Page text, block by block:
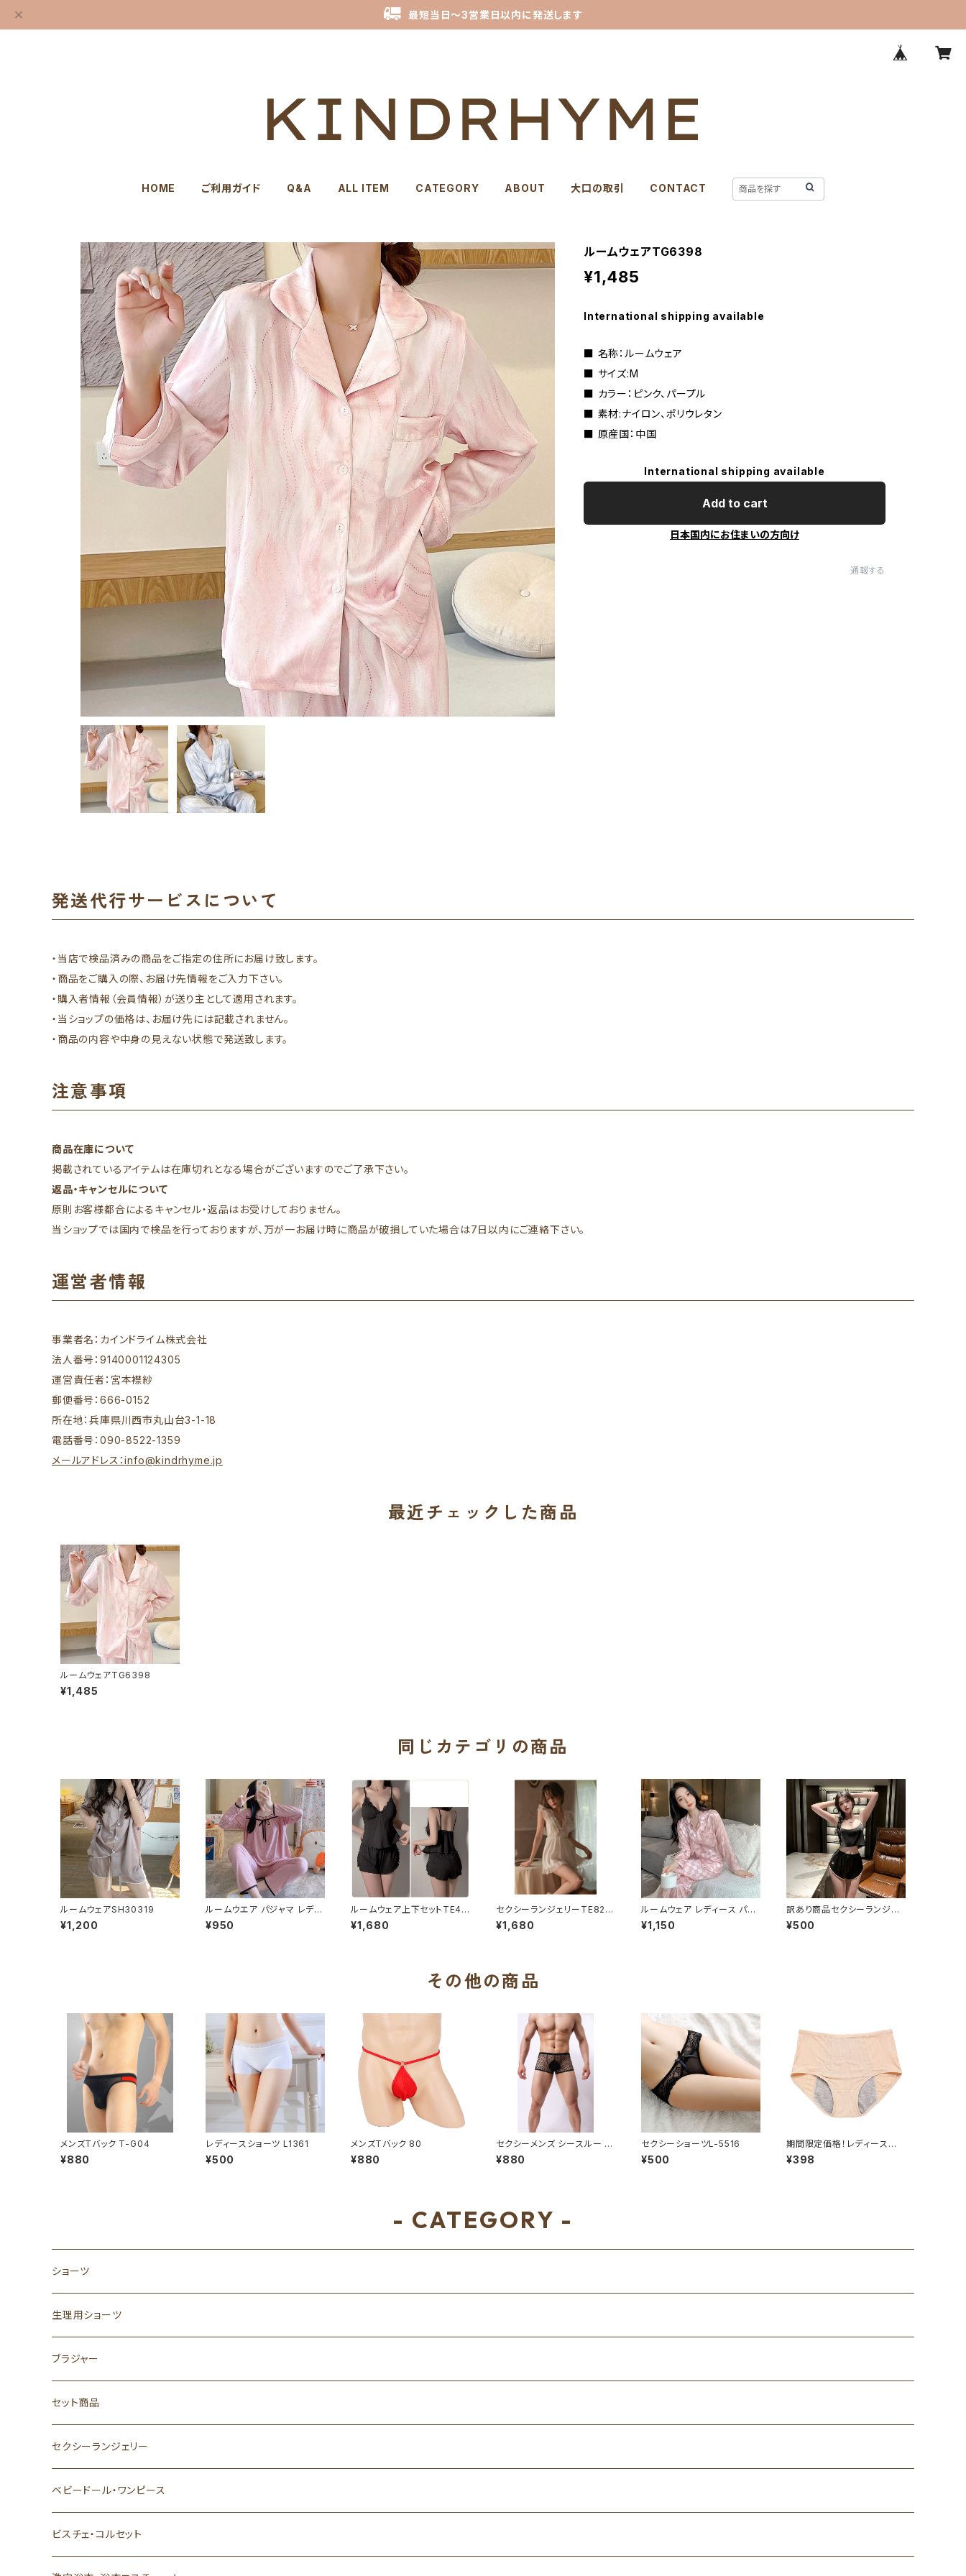
最短当日～3営業日以内に発送します
HOME ご利用ガイド Q&A ALL ITEM CATEGORY ABOUT 大口の取引 CONTACT
ルームウェアTG6398
¥1,485
International shipping available
■ 名称：ルームウェア
■ サイズ:M
■ カラー：ピンク、パープル
■ 素材:ナイロン、ポリウレタン
■ 原産国：中国
International shipping available
Add to cart
日本国内にお住まいの方向け
通報する
発送代行サービスについて
・当店で検品済みの商品をご指定の住所にお届け致します。
・商品をご購入の際、お届け先情報をご入力下さい。
・購入者情報（会員情報）が送り主として適用されます。
・当ショップの価格は、お届け先には記載されません。
・商品の内容や中身の見えない状態で発送致します。
注意事項
商品在庫について
掲載されているアイテムは在庫切れとなる場合がございますのでご了承下さい。
返品・キャンセルについて
原則お客様都合によるキャンセル・返品はお受けしておりません。
当ショップでは国内で検品を行っておりますが、万が一お届け時に商品が破損していた場合は7日以内にご連絡下さい。
運営者情報
事業者名：カインドライム株式会社
法人番号：9140001124305
運営責任者：宮本襟紗
郵便番号：666-0152
所在地：兵庫県川西市丸山台3-1-18
電話番号：090-8522-1359
メールアドレス：info@kindrhyme.jp
最近チェックした商品
ルームウェアTG6398
¥1,485
同じカテゴリの商品
ルームウェアSH30319
¥1,200
ルームウエア パジャマ レディ
ース 上下セット TP8115
¥950
ルームウェア上下セットTE44
79
¥1,680
セクシーランジェリーTE827
5
¥1,680
ルームウェア レディース パジ
ャマ TG0159
¥1,150
訳あり商品セクシーランジェ
リールームウェア上下セットK
L8119
¥500
その他の商品
メンズTバック T-G04
¥880
レディースショーツ L1361
¥500
メンズTバック 80
¥880
セクシーメンズ シースルー ボ
クサーパンツ レース調 MS-D
63
¥880
セクシーショーツL-5516
¥500
期間限定価格！レディース生
理用ショーツサニタリーUL88
29
¥398
- CATEGORY -
ショーツ
生理用ショーツ
ブラジャー
セット商品
セクシーランジェリー
ベビードール・ワンピース
ビスチェ・コルセット